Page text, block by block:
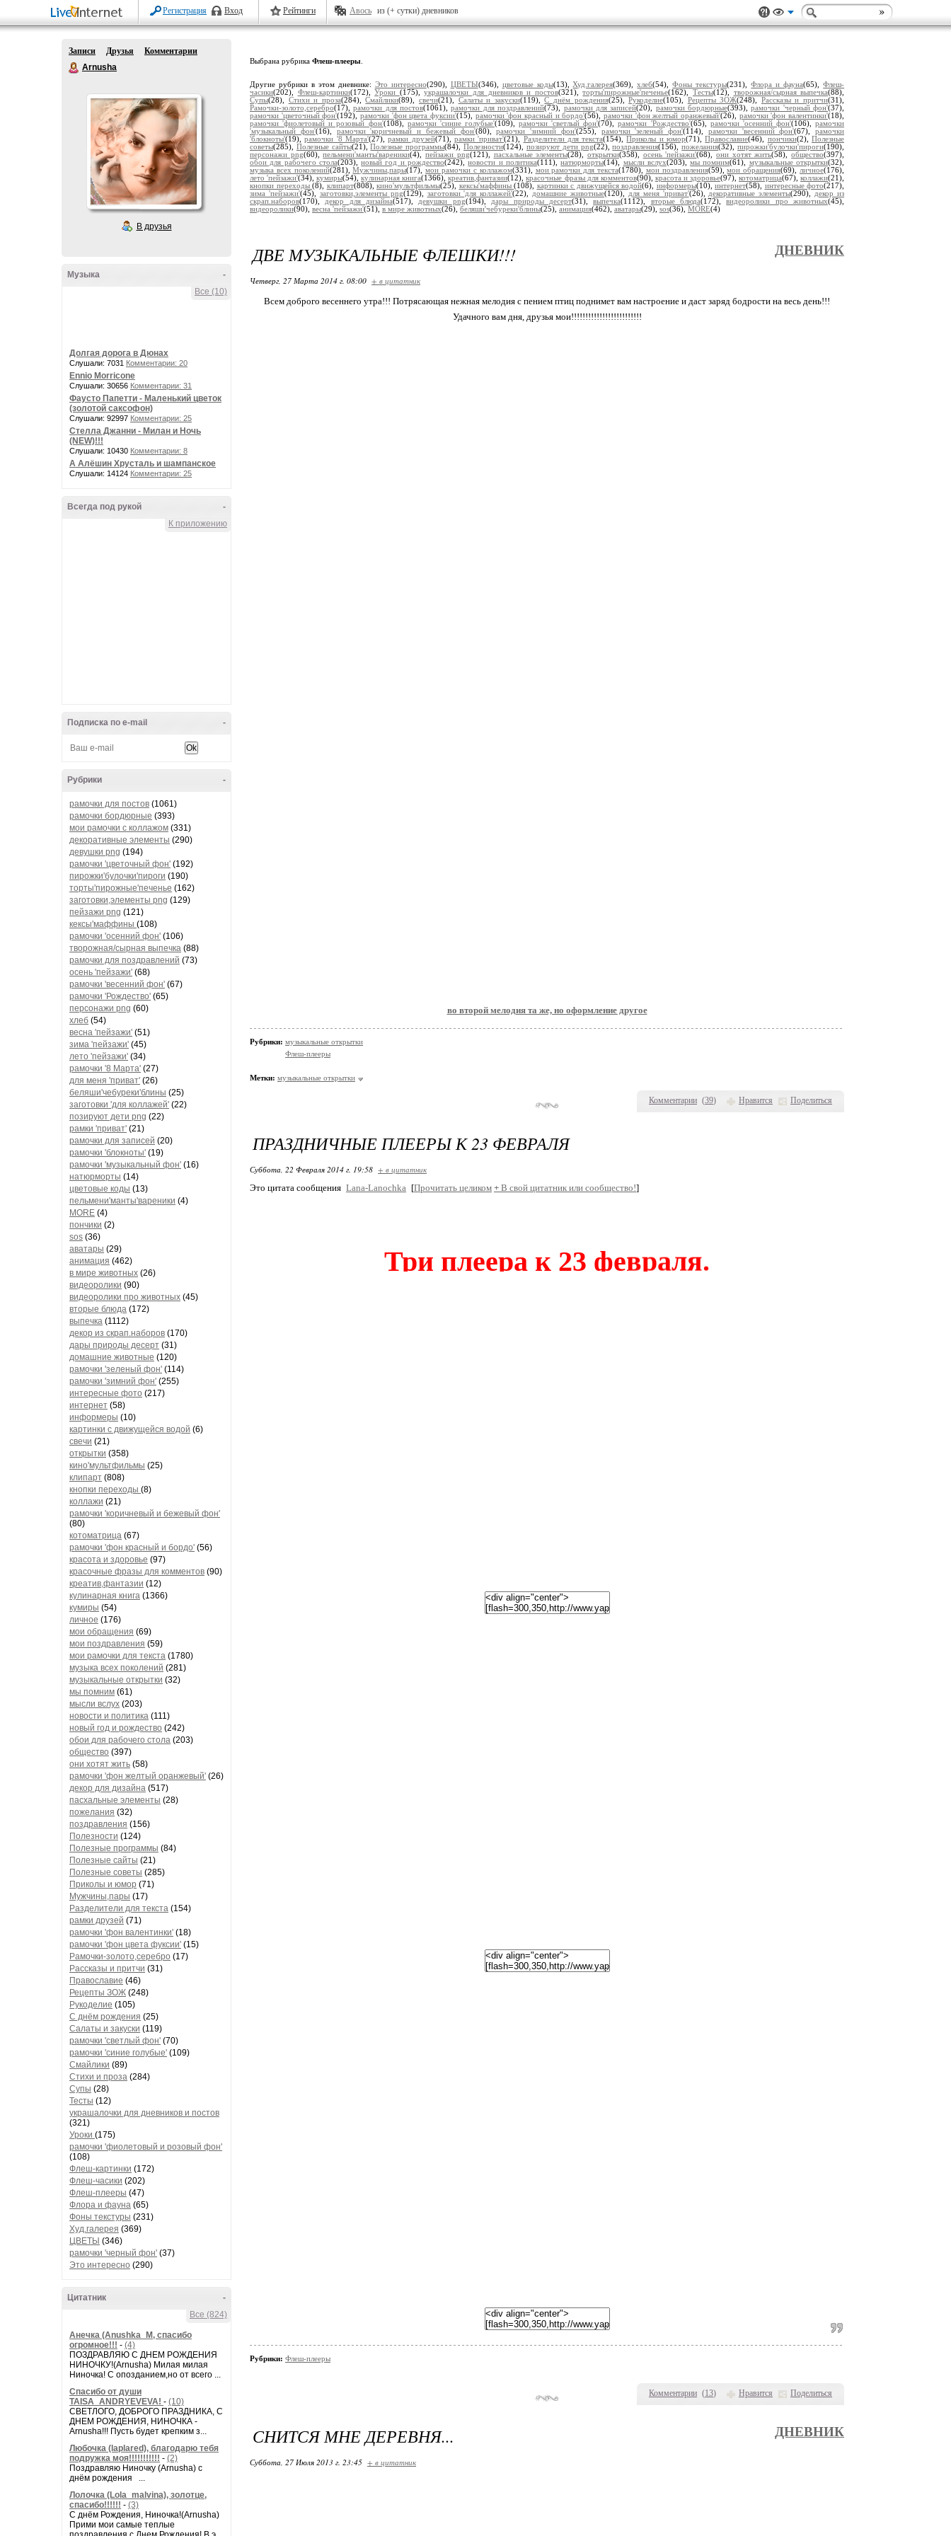
Регистрация Вход Рейтинги Авось из (+ сутки) дневников
Записи Друзья
Комментарии
Arnusha
В друзья
-
Музыка
Все (10)
Долгая дорога в Дюнах
Слушали: 7031 Комментарии: 20
Ennio Morricone
Слушали: 30656 Комментарии: 31
Фаусто Папетти - Маленький цветок
(золотой саксофон)
Слушали: 92997 Комментарии: 25
Стелла Джанни - Милан и Ночь
(NEW)!!!
Слушали: 10430 Комментарии: 8
А Алёшин Хрусталь и шампанское
Слушали: 14124 Комментарии: 25
-
Всегда под рукой
К приложению
-
Подписка по e-mail
-
Рубрики
рамочки для постов (1061)
рамочки бордюрные (393)
мои рамочки с коллажом (331)
декоративные элементы (290)
девушки png (194)
рамочки 'цветочный фон' (192)
пирожки'булочки'пироги (190)
торты'пирожные'печенье (162)
заготовки,элементы png (129)
пейзажи png (121)
кексы'маффины (108)
рамочки 'осенний фон' (106)
творожная/сырная выпечка (88)
рамочки для поздравлений (73)
осень 'пейзажи' (68)
рамочки 'весенний фон' (67)
рамочки 'Рождество' (65)
персонажи png (60)
хлеб (54)
весна 'пейзажи' (51)
зима 'пейзажи' (45)
лето 'пейзажи' (34)
рамочки '8 Марта' (27)
для меня 'приват' (26)
беляши'чебуреки'блины (25)
заготовки 'для коллажей' (22)
позируют дети png (22)
рамки 'приват' (21)
рамочки для записей (20)
рамочки 'блокноты' (19)
рамочки 'музыкальный фон' (16)
натюрморты (14)
цветовые коды (13)
пельмени'манты'вареники (4)
MORE (4)
пончики (2)
sos (36)
аватары (29)
анимация (462)
в мире животных (26)
видеоролики (90)
видеоролики про животных (45)
вторые блюда (172)
выпечка (1112)
декор из скрап.наборов (170)
дары природы десерт (31)
домашние животные (120)
рамочки 'зеленый фон' (114)
рамочки 'зимний фон' (255)
интересные фото (217)
интернет (58)
информеры (10)
картинки с движущейся водой (6)
свечи (21)
открытки (358)
кино'мультфильмы (25)
клипарт (808)
кнопки переходы (8)
коллажи (21)
рамочки 'коричневый и бежевый фон'
(80)
котоматрица (67)
рамочки 'фон красный и бордо' (56)
красота и здоровье (97)
красочные фразы для комментов (90)
креатив,фантазии (12)
кулинарная книга (1366)
кумиры (54)
личное (176)
мои обращения (69)
мои поздравления (59)
мои рамочки для текста (1780)
музыка всех поколений (281)
музыкальные открытки (32)
мы помним (61)
мысли вслух (203)
новости и политика (111)
новый год и рождество (242)
обои для рабочего стола (203)
общество (397)
они хотят жить (58)
рамочки 'фон желтый оранжевый' (26)
декор для дизайна (517)
пасхальные элементы (28)
пожелания (32)
поздравления (156)
Полезности (124)
Полезные программы (84)
Полезные сайты (21)
Полезные советы (285)
Приколы и юмор (71)
Мужчины,пары (17)
Разделители для текста (154)
рамки друзей (71)
рамочки 'фон валентинки' (18)
рамочки 'фон цвета фуксии' (15)
Рамочки-золото,серебро (17)
Рассказы и притчи (31)
Православие (46)
Рецепты ЗОЖ (248)
Рукоделие (105)
С днём рождения (25)
Салаты и закуски (119)
рамочки 'светлый фон' (70)
рамочки 'синие голубые' (109)
Смайлики (89)
Стихи и проза (284)
Супы (28)
Тесты (12)
украшалочки для дневников и постов
(321)
Уроки (175)
рамочки 'фиолетовый и розовый фон'
(108)
Флеш-картинки (172)
Флеш-часики (202)
Флеш-плееры (47)
Флора и фауна (65)
Фоны текстуры (231)
Худ.галерея (369)
ЦВЕТЫ (346)
рамочки 'черный фон' (37)
Это интересно (290)
-
Цитатник
Все (824)
Анечка (Anushka_M, спасибо
огромное!!! - (4)
ПОЗДРАВЛЯЮ С ДНЕМ РОЖДЕНИЯ
НИНОЧКУ!(Arnusha) Милая милая
Ниночка! С опозданием,но от всего ...
Спасибо от души
TAISA_ANDRYEVEVA! - (10)
СВЕТЛОГО, ДОБРОГО ПРАЗДНИКА, С
ДНЕМ РОЖДЕНИЯ, НИНОЧКА -
Arnusha!!! Пусть будет крепким з...
Любочка (laplared), благодарю тебя
подружка моя!!!!!!!!!!! - (2)
Поздравляю Ниночку (Arnusha) с
днём рождения ...
Лолочка (Lola_malvina), золотце,
спасибо!!!!!! - (3)
С днём Рождения, Ниночка!(Аrnusha)
Прими мои самые теплые
Выбрана рубрика Флеш-плееры
Другие рубрики в этом дневнике: Это интересно(290), ЦВЕТЫ(346), цветовые коды(13),Худ.галерея(369),хлеб(54),Фоны текстуры(231),Флора и фауна(65),Флеш-
часики(202), Флеш-картинки(172),Уроки (175),украшалочки для дневников и постов(321),торты'пирожные'печенье(162), Тесты(12), творожная/сырная выпечка(88),
Супы(28), Стихи и проза(284),Смайлики(89), свечи(21), Салаты и закуски(119),С днём рождения(25),Рукоделие(105), Рецепты ЗОЖ(248), Рассказы и притчи(31),
Рамочки-золото,серебро(17),рамочки для постов(1061),рамочки для поздравлений(73), рамочки для записей(20), рамочки бордюрные(393),рамочки 'черный фон'(37),
рамочки 'цветочный фон'(192),рамочки 'фон цвета фуксии'(15), рамочки 'фон красный и бордо'(56),рамочки 'фон желтый оранжевый'(26), рамочки 'фон валентинки'(18),
рамочки 'фиолетовый и розовый фон'(108), рамочки 'синие голубые'(109), рамочки 'светлый фон'(70),рамочки 'Рождество'(65), рамочки 'осенний фон'(106), рамочки
'музыкальный фон'(16), рамочки 'коричневый и бежевый фон'(80),рамочки 'зимний фон'(255), рамочки 'зеленый фон'(114), рамочки 'весенний фон'(67), рамочки
'блокноты'(19),рамочки '8 Марта'(27),рамки друзей(71), рамки 'приват'(21), Разделители для текста(154),Приколы и юмор(71),Православие(46), пончики(2), Полезные
советы(285), Полезные сайты(21),Полезные программы(84),Полезности(124), позируют дети png(22),поздравления(156),пожелания(32),пирожки'булочки'пироги(190),
персонажи png(60),пельмени'манты'вареники(4),пейзажи png(121), пасхальные элементы(28), открытки(358), осень 'пейзажи'(68),они хотят жить(58),общество(397),
обои для рабочего стола(203),новый год и рождество(242),новости и политика(111),натюрморты(14), мысли вслух(203),мы помним(61), музыкальные открытки(32),
музыка всех поколений(281),Мужчины,пары(17),мои рамочки с коллажом(331), мои рамочки для текста(1780), мои поздравления(59),мои обращения(69), личное(176),
лето 'пейзажи'(34),кумиры(54),кулинарная книга(1366),креатив,фантазии(12),красочные фразы для комментов(90), красота и здоровье(97), котоматрица(67),коллажи(21),
кнопки переходы (8), клипарт(808), кино'мультфильмы(25), кексы'маффины (108), картинки с движущейся водой(6), информеры(10), интернет(58), интересные фото(217),
зима 'пейзажи'(45), заготовки,элементы png(129), заготовки 'для коллажей'(22), домашние животные(120), для меня 'приват'(26), декоративные элементы(290), декор из
скрап.наборов(170), декор для дизайна(517), девушки png(194), дары природы десерт(31),выпечка(1112), вторые блюда(172),видеоролики про животных(45),
видеоролики(90), весна 'пейзажи'(51), в мире животных(26), беляши'чебуреки'блины(25), анимация(462), аватары(29), sos(36), MORE(4)
Комментарии (39) Нравится Поделиться
ДВЕ МУЗЫКАЛЬНЫЕ ФЛЕШКИ!!! ДНЕВНИК
Четверг, 27 Марта 2014 г. 08:00 + в цитатник
Всем доброго весеннего утра!!! Потрясающая нежная мелодия с пением птиц поднимет вам настроение и даст заряд бодрости на весь день!!!
Удачного вам дня, друзья мои!!!!!!!!!!!!!!!!!!!!!!!!!
во второй мелодия та же, но оформление другое
Рубрики: музыкальные открытки
Флеш-плееры
Метки: музыкальные открытки
Комментарии (13) Нравится Поделиться
ПРАЗДНИЧНЫЕ ПЛЕЕРЫ К 23 ФЕВРАЛЯ
Суббота, 22 Февраля 2014 г. 19:58 + в цитатник
Это цитата сообщения Lana-Lanochka [Прочитать целиком + В свой цитатник или сообщество!]
Три плеера к 23 февраля.
Рубрики: Флеш-плееры
СНИТСЯ МНЕ ДЕРЕВНЯ... ДНЕВНИК
Суббота, 27 Июля 2013 г. 23:45 + в цитатник